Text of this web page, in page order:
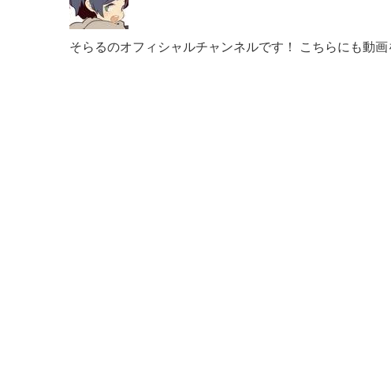
そらるのオフィシャルチャンネルです！ こちらにも動